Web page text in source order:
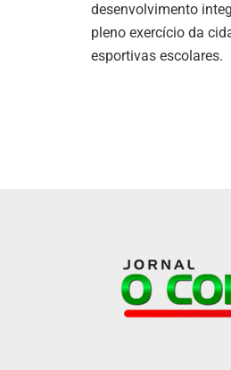
desenvolvimento
pleno exercício da
esportivas escolares.